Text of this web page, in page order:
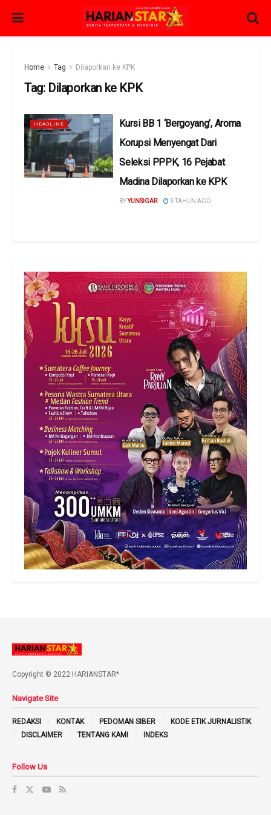
Home Tag Dilaporkan ke KPK
Tag: Dilaporkan ke KPK
HEADLINE
Kursi BB 1 ‘Bergoyang’, Aroma
Korupsi Menyengat Dari
Seleksi PPPK, 16 Pejabat
Madina Dilaporkan ke KPK
BYYUNSIGAR 3 TAHUN AGO
Copyright © 2022 HARIANSTAR*
Navigate Site
REDAKSI KONTAK PEDOMAN SIBER
KODE ETIK JURNALISTIK
DISCLAIMER
TENTANG KAMI INDEKS
Follow Us